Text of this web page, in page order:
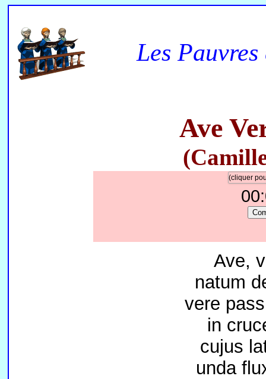
Les
Ave
(cliquer
Ave,
natum
vere
in
cujus
unda